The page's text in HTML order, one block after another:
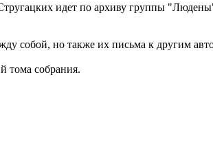
идет по архиву группы
собой, но также их письма к другим
тома собрания.